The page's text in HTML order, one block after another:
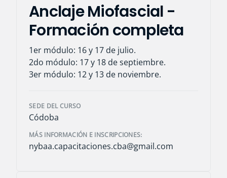
Anclaje Miofascial -
Formación completa
1er módulo: 16 y 17 de julio.
2do módulo: 17 y 18 de septiembre.
3er módulo: 12 y 13 de noviembre.
SEDE DEL CURSO
Códoba
MÁS INFORMACIÓN E INSCRIPCIONES:
nybaa.capacitaciones.cba@gmail.com